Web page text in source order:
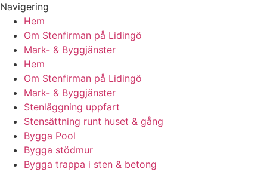
Navigering
Hem
Om Stenfirman på Lidingö
Mark- & Byggjänster
Hem
Om Stenfirman på Lidingö
Mark- & Byggjänster
Stenläggning uppfart
Stensättning runt huset & gång
Bygga Pool
Bygga stödmur
Bygga trappa i sten & betong